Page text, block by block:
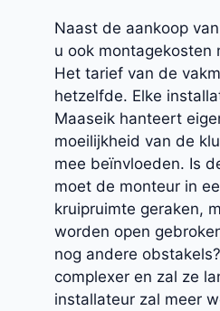
Naast de aankoop
u ook montagekosten
Het tarief van de
hetzelfde. Elke
Maaseik hanteert
moeilijkheid van de
mee beïnvloeden. Is
moet de monteur in
kruipruimte geraken,
worden open
nog andere
complexer en zal ze
installateur zal meer